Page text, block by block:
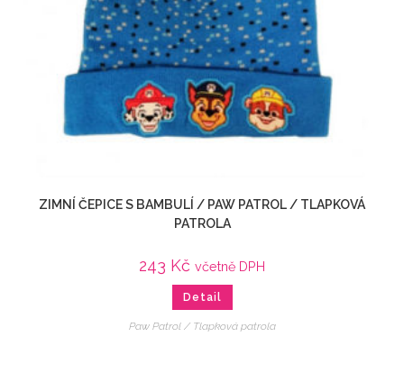
ZIMNÍ ČEPICE S BAMBULÍ / PAW PATROL / TLAPKOVÁ
PATROLA
243 Kč včetně DPH
Detail
Paw Patrol / Tlapková patrola